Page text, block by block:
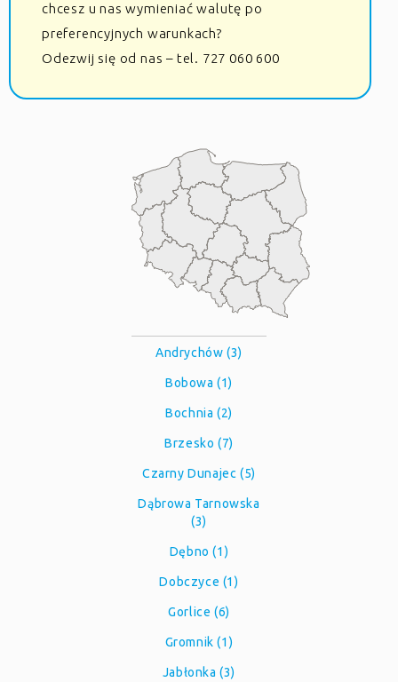
chcesz u nas wymieniać walutę po
preferencyjnych warunkach?
Odezwij się od nas – tel. 727 060 600
Andrychów (3)
Bobowa (1)
Bochnia (2)
Brzesko (7)
Czarny Dunajec (5)
Dąbrowa Tarnowska
(3)
Dębno (1)
Dobczyce (1)
Gorlice (6)
Gromnik (1)
Jabłonka (3)